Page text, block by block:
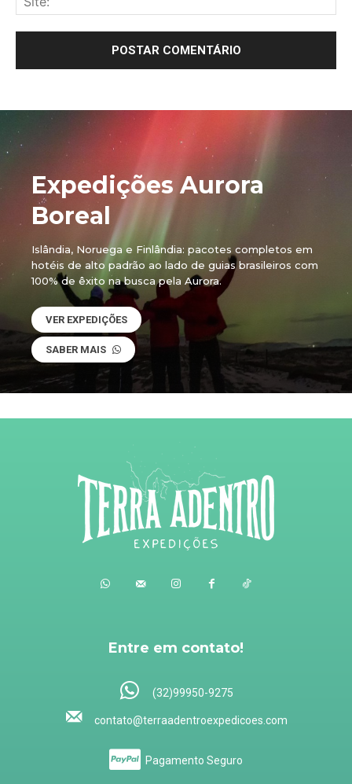
Expedições Aurora
Boreal
Islândia, Noruega e Finlândia: pacotes completos em
hotéis de alto padrão ao lado de guias brasileiros com
100% de êxito na busca pela Aurora.
VER EXPEDIÇÕES
SABER MAIS
Entre em contato!
(32)99950-9275
contato@terraadentroexpedicoes.com
Pagamento Seguro